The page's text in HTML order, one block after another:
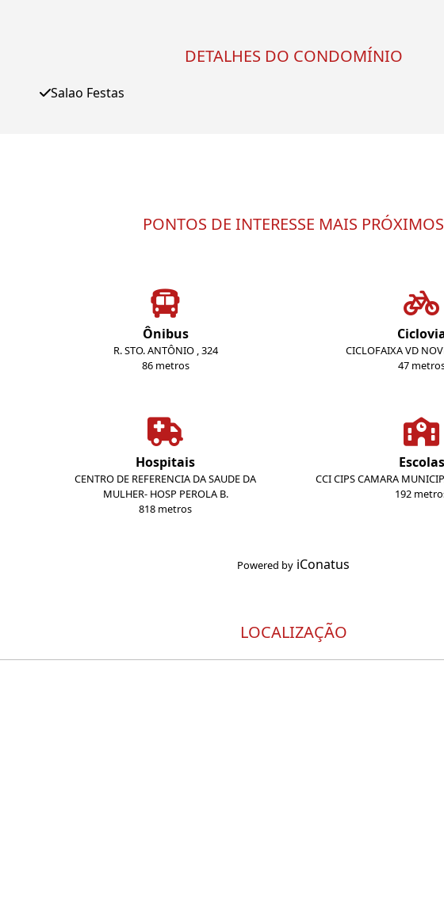
DETALHES DO CONDOMÍNIO
Salao Festas
PONTOS DE INTERESSE MAIS PRÓXIMOS
Ônibus
R. STO. ANTÔNIO , 324
86 metros
CICLOFAIXA VD
47
Hospitais
CENTRO DE REFERENCIA DA SAUDE DA
MULHER- HOSP PEROLA B.
818 metros
Escolas
CCI CIPS CAMARA
192
Powered by iConatus
LOCALIZAÇÃO